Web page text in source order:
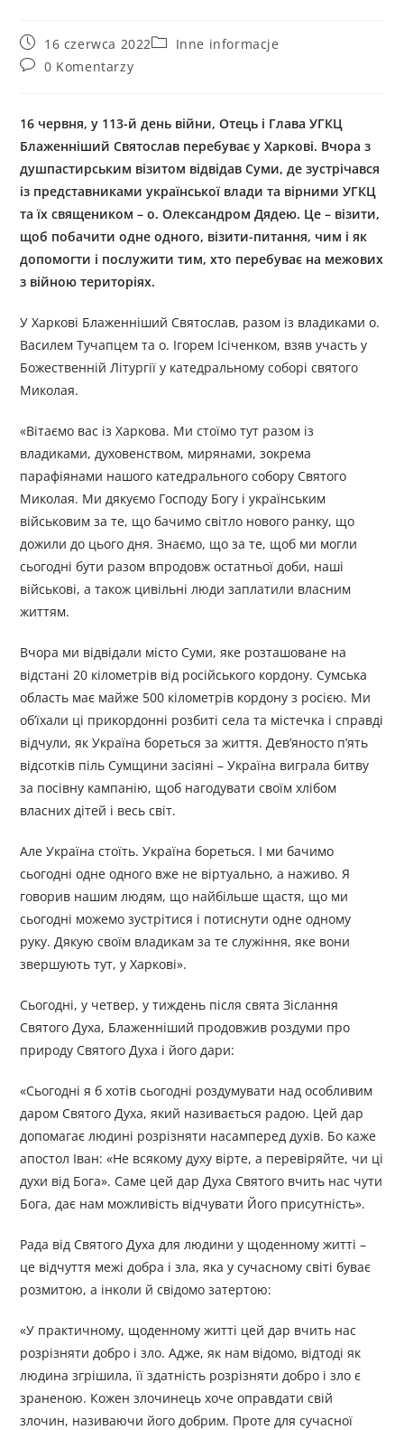
16 czerwca 2022
Inne informacje
0 Komentarzy
16 червня, у 113-й день війни, Отець і Глава УГКЦ
Блаженніший Святослав перебуває у Харкові. Вчора з
душпастирським візитом відвідав Суми, де зустрічався
із представниками української влади та вірними УГКЦ
та їх священиком – о. Олександром Дядею. Це – візити,
щоб побачити одне одного, візити-питання, чим і як
допомогти і послужити тим, хто перебуває на межових
з війною територіях.
У Харкові Блаженніший Святослав, разом із владиками о.
Василем Тучапцем та о. Ігорем Ісіченком, взяв участь у
Божественній Літургії у катедральному соборі святого
Миколая.
«Вітаємо вас із Харкова. Ми стоїмо тут разом із
владиками, духовенством, мирянами, зокрема
парафіянами нашого катедрального собору Святого
Миколая. Ми дякуємо Господу Богу і українським
військовим за те, що бачимо світло нового ранку, що
дожили до цього дня. Знаємо, що за те, щоб ми могли
сьогодні бути разом впродовж остатньої доби, наші
військові, а також цивільні люди заплатили власним
життям.
Вчора ми відвідали місто Суми, яке розташоване на
відстані 20 кілометрів від російського кордону. Сумська
область має майже 500 кілометрів кордону з росією. Ми
об’їхали ці прикордонні розбиті села та містечка і справді
відчули, як Україна бореться за життя. Дев’яносто п’ять
відсотків піль Сумщини засіяні – Україна виграла битву
за посівну кампанію, щоб нагодувати своїм хлібом
власних дітей і весь світ.
Але Україна стоїть. Україна бореться. І ми бачимо
сьогодні одне одного вже не віртуально, а наживо. Я
говорив нашим людям, що найбільше щастя, що ми
сьогодні можемо зустрітися і потиснути одне одному
руку. Дякую своїм владикам за те служіння, яке вони
звершують тут, у Харкові».
Сьогодні, у четвер, у тиждень після свята Зіслання
Святого Духа, Блаженніший продовжив роздуми про
природу Святого Духа і його дари:
«Сьогодні я б хотів сьогодні роздумувати над особливим
даром Святого Духа, який називається радою. Цей дар
допомагає людині розрізняти насамперед духів. Бо каже
апостол Іван: «Не всякому духу вірте, а перевіряйте, чи ці
духи від Бога». Саме цей дар Духа Святого вчить нас чути
Бога, дає нам можливість відчувати Його присутність».
Рада від Святого Духа для людини у щоденному житті –
це відчуття межі добра і зла, яка у сучасному світі буває
розмитою, а інколи й свідомо затертою:
«У практичному, щоденному житті цей дар вчить нас
розрізняти добро і зло. Адже, як нам відомо, відтоді як
людина згрішила, її здатність розрізняти добро і зло є
зраненою. Кожен злочинець хоче оправдати свій
злочин, називаючи його добрим. Проте для сучасної